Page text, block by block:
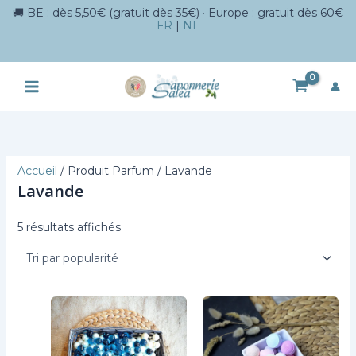
🚚 BE : dès 5,50€ (gratuit dès 35€) · Europe : gratuit dès 60€
FR | NL
au
contenu
Accueil / Produit Parfum / Lavande
Lavande
5 résultats affichésTrié